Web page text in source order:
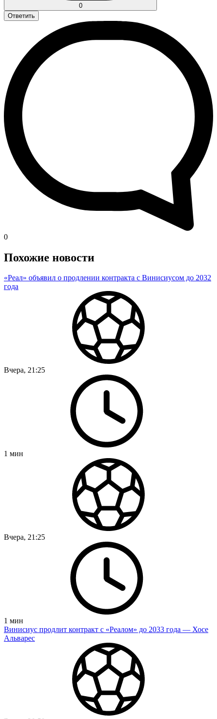
0
Ответить
0
Похожие новости
«Реал» объявил о продлении контракта с Винисиусом до 2032
года
Вчера, 21:25
1 мин
Вчера, 21:25
1 мин
Винисиус продлит контракт с «Реалом» до 2033 года — Хосе
Альварес